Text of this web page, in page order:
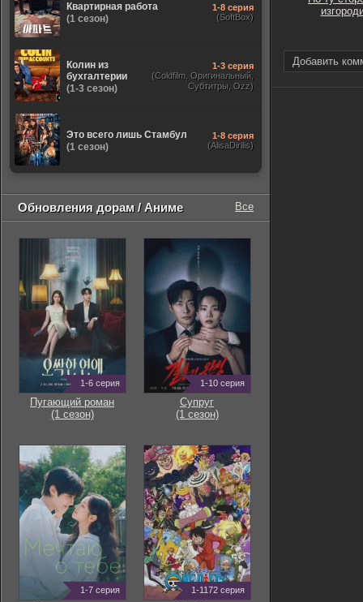
Добавить
Квартирная работа
(1 сезон)
1-8 серия
(SoftBox)
Колин из
бухгалтерии
(1-3 сезон)
1-3 серия
(Coldfilm, Оригинальный,
Субтитры, Ozz)
Это всего лишь Стамбул
(1 сезон)
1-8 серия
(AlisaDirilis)
Обновления дорам / Аниме Все
1-6 серия
Пугающий роман
(1 сезон)
1-10 серия
Супруг
(1 сезон)
1-7 серия 1-1172 серия